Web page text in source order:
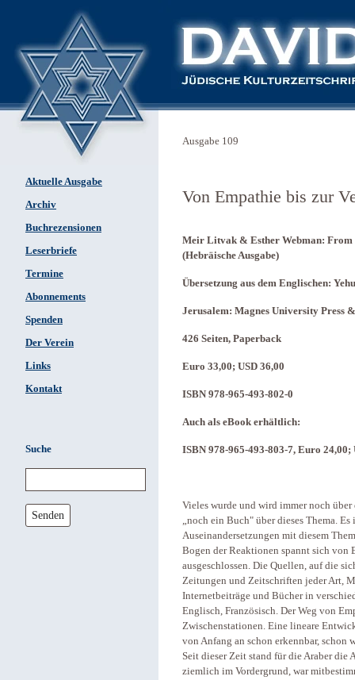
Aktuelle Ausgabe
Archiv
Buchrezensionen
Leserbriefe
Termine
Abonnements
Spenden
Der Verein
Links
Kontakt
Suche
Senden
Ausgabe 109
Von Empathie bis zur
Meir Litvak & Esther Webman: From
(Hebräische Ausgabe)
Übersetzung aus dem Englischen:
Jerusalem: Magnes University Press
426 Seiten, Paperback
Euro 33,00; USD 36,00
ISBN 978-965-493-802-0
Auch als eBook erhältlich:
ISBN 978-965-493-803-7, Euro 24,00;
Vieles wurde und wird immer noch
„noch ein Buch" über dieses Thema.
Auseinandersetzungen mit diesem
Bogen der Reaktionen spannt sich von
ausgeschlossen. Die Quellen, auf die
Zeitungen und Zeitschriften jeder Art,
Internetbeiträge und Bücher in
Englisch, Französisch. Der Weg von
Zwischenstationen. Eine lineare
von Anfang an schon erkennbar, schon
Seit dieser Zeit stand für die Araber die
ziemlich im Vordergrund, war